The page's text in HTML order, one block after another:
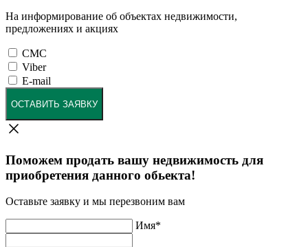
На информирование об объектах недвижимости,
предложениях и акциях
СМС
Viber
E-mail
ОСТАВИТЬ ЗАЯВКУ
Поможем продать вашу недвижимость для
приобретения данного обьекта!
Оставьте заявку и мы перезвоним вам
Имя*